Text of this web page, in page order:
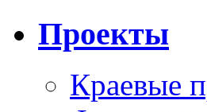
Проекты
Краевые